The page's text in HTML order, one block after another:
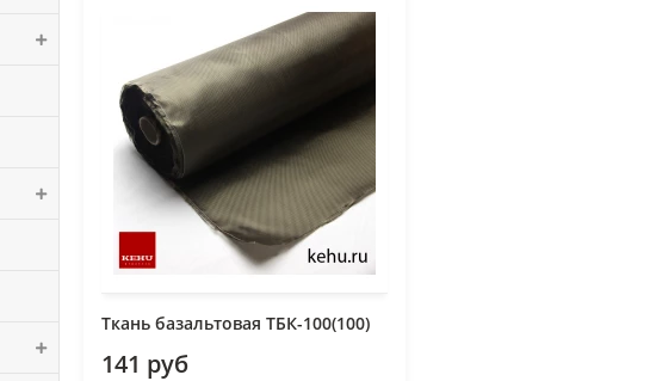
Ткань базальтовая ТБК-100(100)
141 руб